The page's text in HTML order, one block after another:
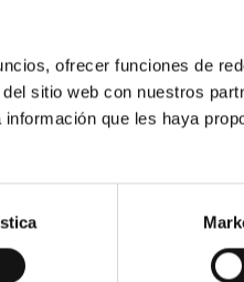
ofrecer funciones de
sitio web con nuestros
que les haya
field orientation of star-
vectors appear